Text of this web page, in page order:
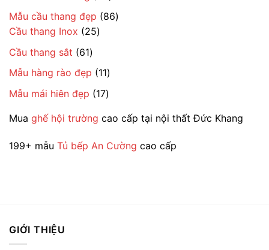
phẩm
sản
phẩm
Mẫu cầu thang đẹp 8686
Cầu thang Inox 2525
Cầu thang sắt 6161
sản
phẩm
Mẫu hàng rào đẹp 1111
sản
phẩm
Mẫu mái hiên đẹp 1717
phẩm
Mua ghế hội trường cao cấp tại nội thất Đức Khang
199+ mẫu Tủ bếp An Cường cao cấp
GIỚI THIỆU